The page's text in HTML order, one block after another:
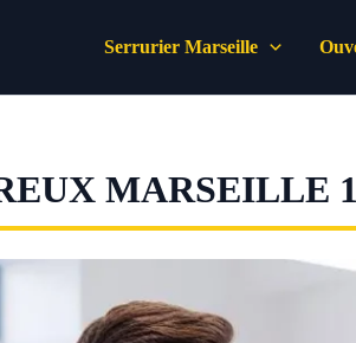
Serrurier Marseille
MARSEILLE